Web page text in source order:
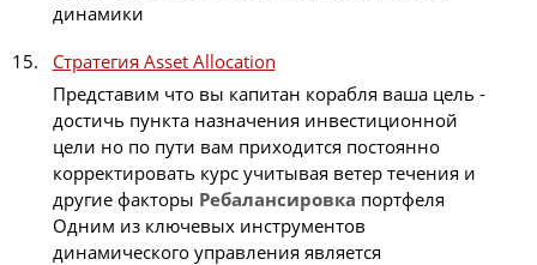
динамики
Стратегия Asset Allocation
Представим что вы капитан корабля ваша цель -
достичь пункта назначения инвестиционной
цели но по пути вам приходится постоянно
корректировать курс учитывая ветер течения и
другие факторы Ребалансировка портфеля
Одним из ключевых инструментов
динамического управления является